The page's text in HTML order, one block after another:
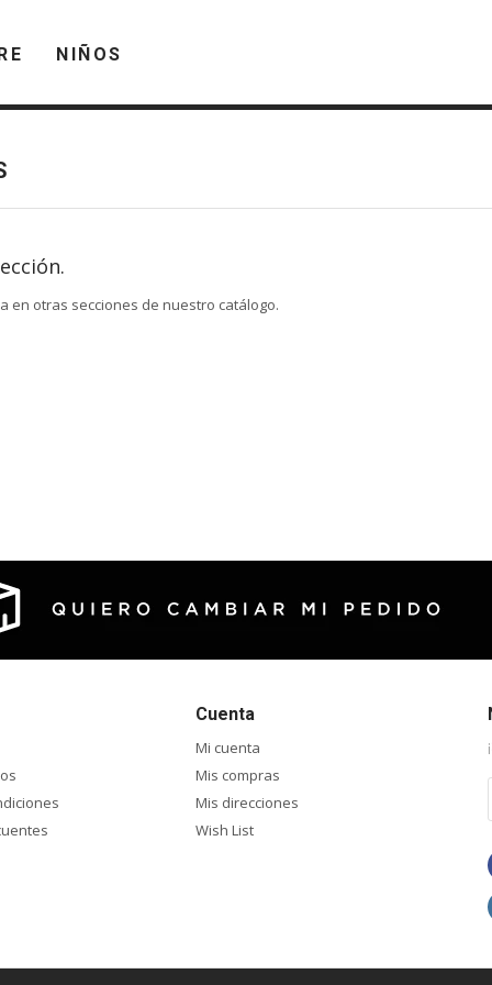
NIÑOS
en otras secciones de nuestro catálogo.
Cuenta
Mi cuenta
Mis compras
Mis direcciones
Wish List